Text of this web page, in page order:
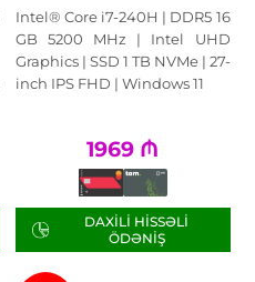
Intel® Core i7-240H | DDR5 16
GB 5200 MHz | Intel UHD
Graphics | SSD 1 TB NVMe | 27-
inch IPS FHD | Windows 11
1969 ₼
DAXILI HISSƏLI
ÖDƏNIŞ